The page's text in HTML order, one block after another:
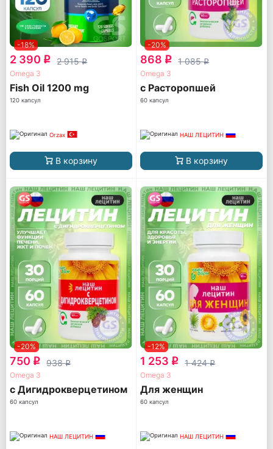
-18%
2 390 q 2 915q
Omega 3
Fish Oil 1200 mg
120 капсул
Orzax
В корзину
-20%
868 q 1 085q
Omega 3
с Расторопшей
60 капсул
НАШ ЛЕЦИТИН
В корзину
-20%
750 q 938q
Omega 3
с Дигидрокверцетином
60 капсул
НАШ ЛЕЦИТИН
-12%
1 253 q 1 424q
Omega 3
Для женщин
60 капсул
НАШ ЛЕЦИТИН